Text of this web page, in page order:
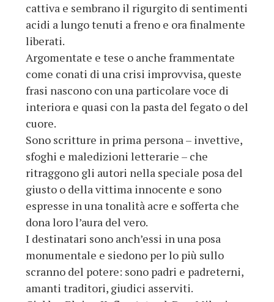
cattiva e sembrano il rigurgito di sentimenti
acidi a lungo tenuti a freno e ora finalmente
liberati.
Argomentate e tese o anche frammentate
come conati di una crisi improvvisa, queste
frasi nascono con una particolare voce di
interiora e quasi con la pasta del fegato o del
cuore.
Sono scritture in prima persona – invettive,
sfoghi e maledizioni letterarie – che
ritraggono gli autori nella speciale posa del
giusto o della vittima innocente e sono
espresse in una tonalità acre e sofferta che
dona loro l’aura del vero.
I destinatari sono anch’essi in una posa
monumentale e siedono per lo più sullo
scranno del potere: sono padri e padreterni,
amanti traditori, giudici asserviti.